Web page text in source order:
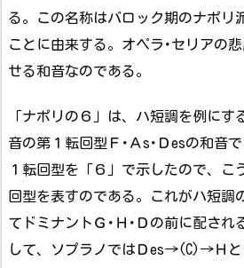
る。この名称はバロック期のナポリ
ことに由来する。オペラ･セリアの
せる和音なのである。
「ナポリの６」は、ハ短調を例にす
音の第１転回型Ｆ･Ａs･Ｄesの和音
１転回型を「６」で示したので、こ
回型を表すのである。これがハ短調
てドミナントＧ･Ｈ･Ｄの前に配さ
して、ソプラノではＤes→(C)→Ｈと